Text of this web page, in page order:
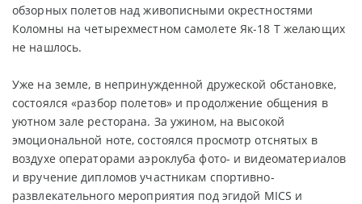
обзорных полетов над живописными окрестностями
Коломны на четырехместном самолете Як-18 Т желающих
не нашлось.
Уже на земле, в непринужденной дружеской обстановке,
состоялся «разбор полетов» и продолжение общения в
уютном зале ресторана. За ужином, на высокой
эмоциональной ноте, состоялся просмотр отснятых в
воздухе операторами аэроклуба фото- и видеоматериалов
и вручение дипломов участникам спортивно-
развлекательного мероприятия под эгидой MICS и